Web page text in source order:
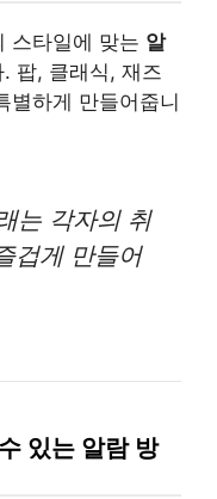
스타일에 맞는 알
팝, 클래식, 재즈
별하게 만들어줍니
는 각자의 취
겁게 만들어
있는 알람 방